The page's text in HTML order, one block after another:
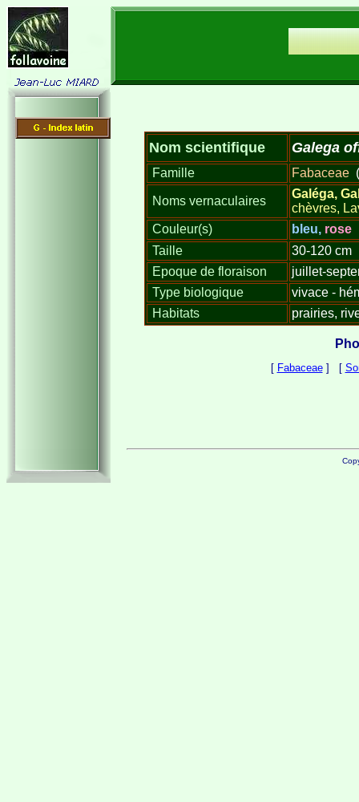
Nom scientifique Galega
Famille Fabaceae
Noms vernaculaires
Galéga,
chèvres,
Couleur(s)
bleu, rose
Taille
30-120 cm
Epoque de floraison
juillet-
Type biologique
vivace -
Habitats
prairies,
[ Fabaceae] [